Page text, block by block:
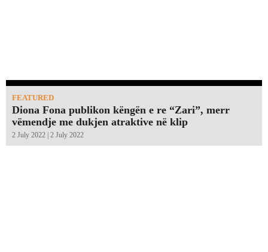
FEATURED
Diona Fona publikon këngën e re “Zari”, merr
vëmendje me dukjen atraktive në klip
2 July 2022 | 2 July 2022